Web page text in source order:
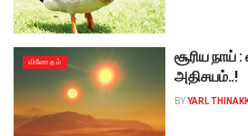
வினோதம்
சூரிய நாய்
அதிசயம்..!
BYYARL